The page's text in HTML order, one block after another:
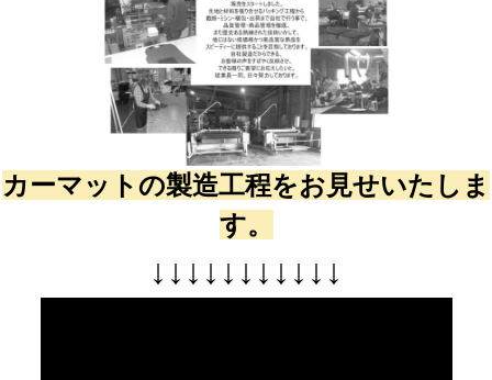
カーマットの製造工程をお見せいたしま
す。
↓ ↓ ↓ ↓ ↓ ↓ ↓ ↓ ↓ ↓ ↓